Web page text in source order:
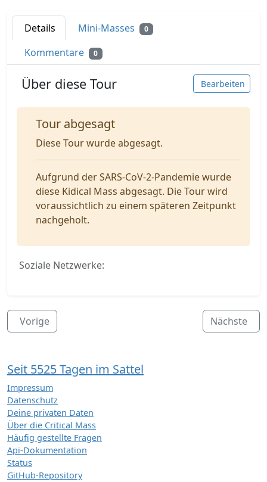
Details Mini-Masses 0
Kommentare 0
Über diese Tour Bearbeiten
Tour abgesagt
Diese Tour wurde abgesagt.
Aufgrund der SARS-CoV-2-Pandemie wurde
diese Kidical Mass abgesagt. Die Tour wird
voraussichtlich zu einem späteren Zeitpunkt
nachgeholt.
Soziale Netzwerke:
Vorige Nächste
Seit 5525 Tagen im Sattel
Impressum
Datenschutz
Deine privaten Daten
Über die Critical Mass
Häufig gestellte Fragen
Api-Dokumentation
Status
GitHub-Repository